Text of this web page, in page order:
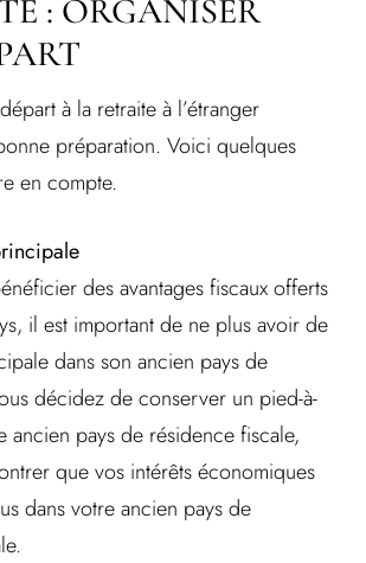
: ORGANISER
à la retraite à l’étranger
préparation. Voici quelques
en compte.
des avantages fiscaux offerts
il est important de ne plus avoir de
dans son ancien pays de
décidez de conserver un pied-à-
ancien pays de résidence fiscale,
que vos intérêts économiques
dans votre ancien pays de